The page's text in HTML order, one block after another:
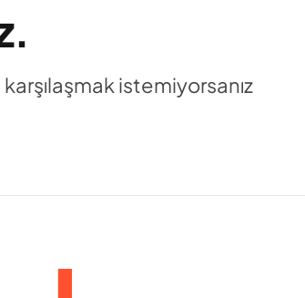
istemiyorsanız